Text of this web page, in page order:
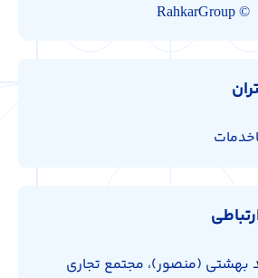
© RahkarGroup
خدمات
بهشتی (منصور)، مجتمع تجاری